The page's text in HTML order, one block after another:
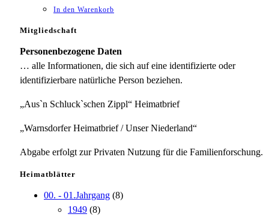
In den Warenkorb
Mitgliedschaft
Personenbezogene Daten
… alle Informationen, die sich auf eine identifizierte oder
identifizierbare natürliche Person beziehen.
„Aus`n Schluck`schen Zippl“ Heimatbrief
„Warnsdorfer Heimatbrief / Unser Niederland“
Abgabe erfolgt zur Privaten Nutzung für die Familienforschung.
Heimatblätter
00. - 01.Jahrgang (8)
1949 (8)